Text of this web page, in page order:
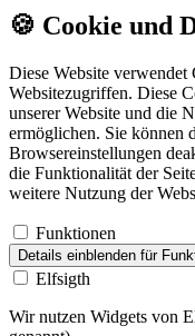
🍪 Cookie und
Diese Website
Websitezugriffen. Diese
unserer Website und die
ermöglichen. Sie können
Browsereinstellungen
die Funktionalität der
weitere Nutzung der
Funktionen
Details einblenden für
Elfsigth
Wir nutzen Widgets von